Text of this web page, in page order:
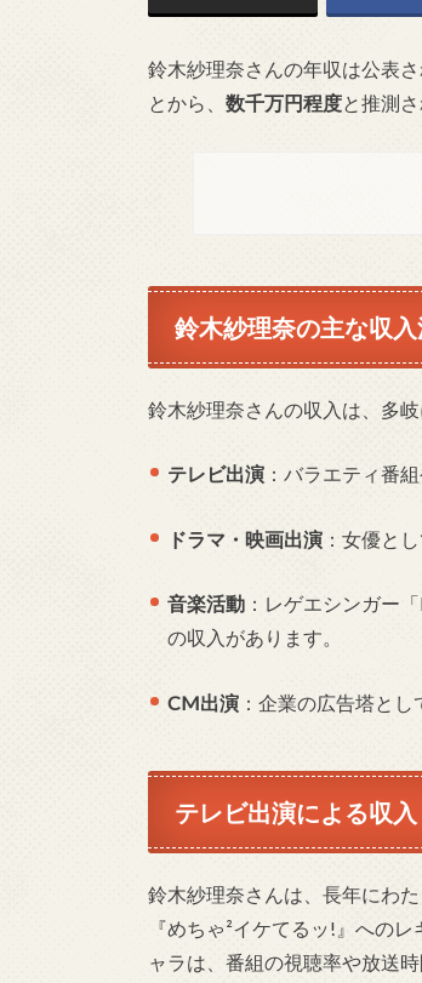
鈴木紗理奈さんの年収は公表
とから、 数千万円程度と推測さ
鈴木紗理奈の主な収
鈴木紗理奈さんの収入は、多
テレビ出演 ：バラエティ番
ドラマ・映画出演 ：女優と
音楽活動 ：レゲエシンガー
の収入があります。
CM出演 ：企業の広告塔と
テレビ出演による収入
鈴木紗理奈さんは、長年にわ
『めちゃ²イケてるッ!』への
ャラは、番組の視聴率や放送